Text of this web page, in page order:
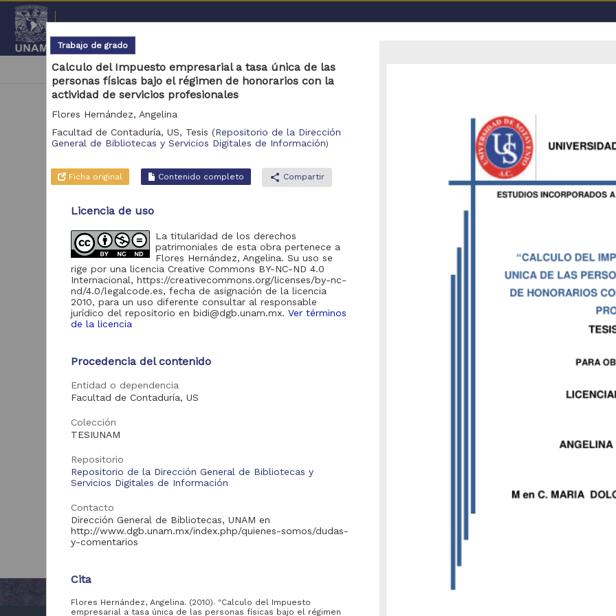
cancel | Facultad de Contaduría, US
No se encontraron
Eliminar los filtros de opciones avanzadas y realizar la búsqueda
Debido a que el enlace posiblemente haya caducado, realizar
la pagina de inicio
Trabajo de grado
Calculo del Impuesto empresarial a tasa única de las
personas físicas bajo el régimen de honorarios con la
actividad de servicios profesionales
Flores Hernández, Angelina
Facultad de Contaduría, US, Tesis(Repositorio de la Dirección
General de Bibliotecas y Servicios Digitales de Información)
Ficha original Contenido completo share Compartir
Licencia de uso
La titularidad de los derechos
patrimoniales de esta obra pertenece a
Flores Hernández, Angelina. Su uso se
rige por una licencia Creative Commons BY-NC-ND 4.0
Internacional, https://creativecommons.org/licenses/by-nc-
nd/4.0/legalcode.es, fecha de asignación de la licencia
2010, para un uso diferente consultar al responsable
jurídico del repositorio en bidi@dgb.unam.mx.Ver términos
de la licencia
Procedencia del contenido
Entidad o dependencia
Facultad de Contaduría, US
Colección
TESIUNAM
Repositorio
Repositorio de la Dirección General de Bibliotecas y
Servicios Digitales de Información
Contacto
Dirección General de Bibliotecas, UNAM en
http://www.dgb.unam.mx/index.php/quienes-somos/dudas-
y-comentarios
Cita
Flores Hernández, Angelina. (2010). "Calculo del Impuesto
empresarial a tasa única de las personas físicas bajo el régimen